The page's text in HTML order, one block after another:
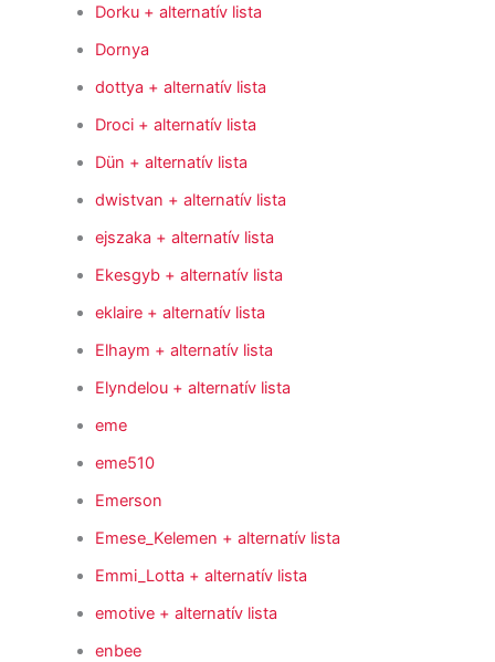
Dorku + alternatív lista
Dornya
dottya + alternatív lista
Droci + alternatív lista
Dün + alternatív lista
dwistvan + alternatív lista
ejszaka + alternatív lista
Ekesgyb + alternatív lista
eklaire + alternatív lista
Elhaym + alternatív lista
Elyndelou + alternatív lista
eme
eme510
Emerson
Emese_Kelemen + alternatív lista
Emmi_Lotta + alternatív lista
emotive + alternatív lista
enbee